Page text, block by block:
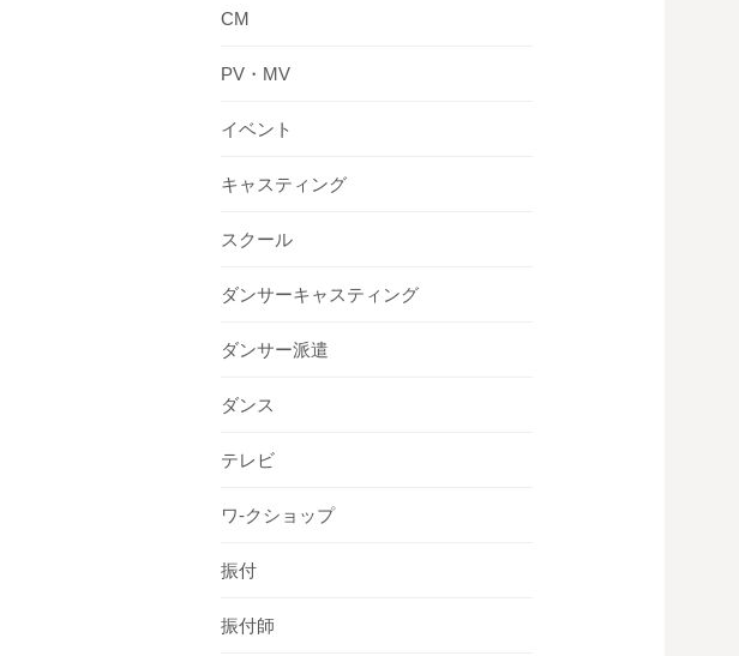
CM
PV・MV
イベント
キャスティング
スクール
ダンサーキャスティング
ダンサー派遣
ダンス
テレビ
ワ-クショップ
振付
振付師